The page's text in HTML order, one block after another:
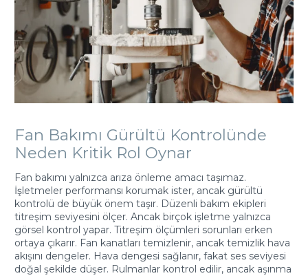
Fan Bakımı Gürültü Kontrolünde
Neden Kritik Rol Oynar
Fan bakımı yalnızca arıza önleme amacı taşımaz.
İşletmeler performansı korumak ister, ancak gürültü
kontrolü de büyük önem taşır. Düzenli bakım ekipleri
titreşim seviyesini ölçer. Ancak birçok işletme yalnızca
görsel kontrol yapar. Titreşim ölçümleri sorunları erken
ortaya çıkarır. Fan kanatları temizlenir, ancak temizlik hava
akışını dengeler. Hava dengesi sağlanır, fakat ses seviyesi
doğal şekilde düşer. Rulmanlar kontrol edilir, ancak aşınma